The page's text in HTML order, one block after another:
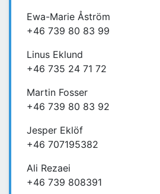
Ewa-Marie Åström
+46 739 80 83 99
Linus Eklund
+46 735 24 71 72
Martin Fosser
+46 739 80 83 92
Jesper Eklöf
+46 707195382
Ali Rezaei
+46 739 808391